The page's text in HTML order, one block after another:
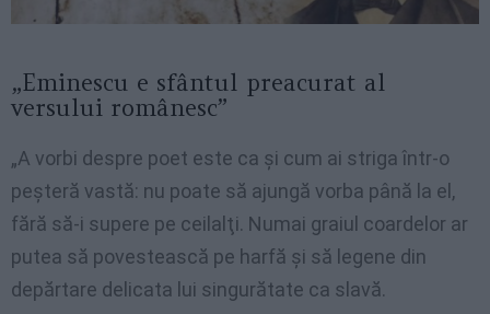
„Eminescu e sfântul preacurat al
versului românesc”
„A vorbi despre poet este ca şi cum ai striga într-o
peşteră vastă: nu poate să ajungă vorba până la el,
fără să-i supere pe ceilalţi. Numai graiul coardelor ar
putea să povestească pe harfă şi să legene din
depărtare delicata lui singurătate ca slavă.